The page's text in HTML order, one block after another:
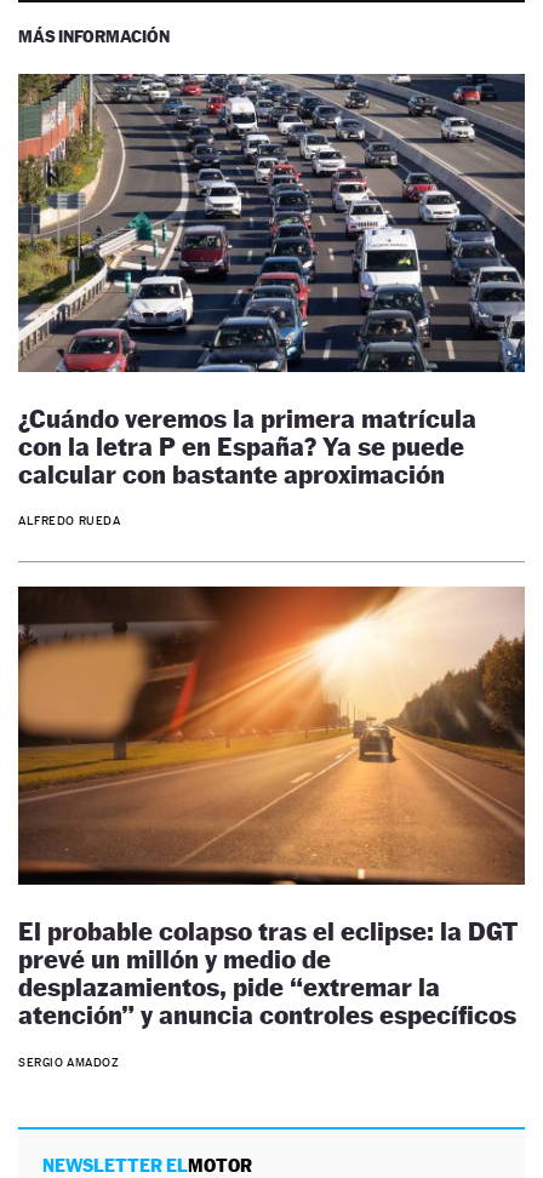
MÁS INFORMACIÓN
¿Cuándo veremos la primera matrícula
con la letra P en España? Ya se puede
calcular con bastante aproximación
ALFREDO RUEDA
El probable colapso tras el eclipse: la DGT
prevé un millón y medio de
desplazamientos, pide “extremar la
atención” y anuncia controles específicos
SERGIO AMADOZ
NEWSLETTER ELMOTOR